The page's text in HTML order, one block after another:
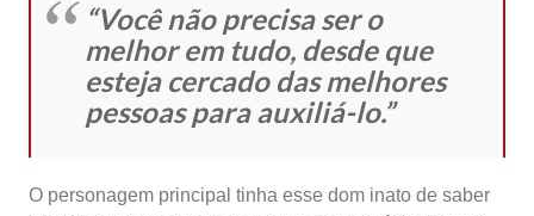
“Você não precisa ser o
melhor em tudo, desde que
esteja cercado das melhores
pessoas para auxiliá-lo.”
O personagem principal tinha esse dom inato de saber